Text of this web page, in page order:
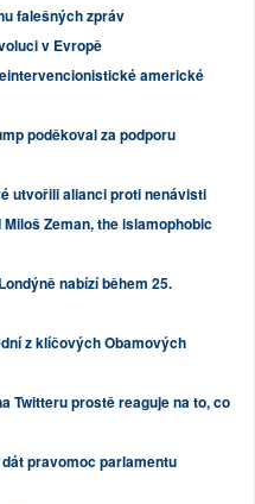
falešných zpráv
v Evropě
americké
poděkoval za podporu
utvořili alianci proti nenávisti
Zeman, the islamophobic
nabízí během 25.
z klíčových Obamových
Twitteru prostě reaguje na to, co
pravomoc parlamentu